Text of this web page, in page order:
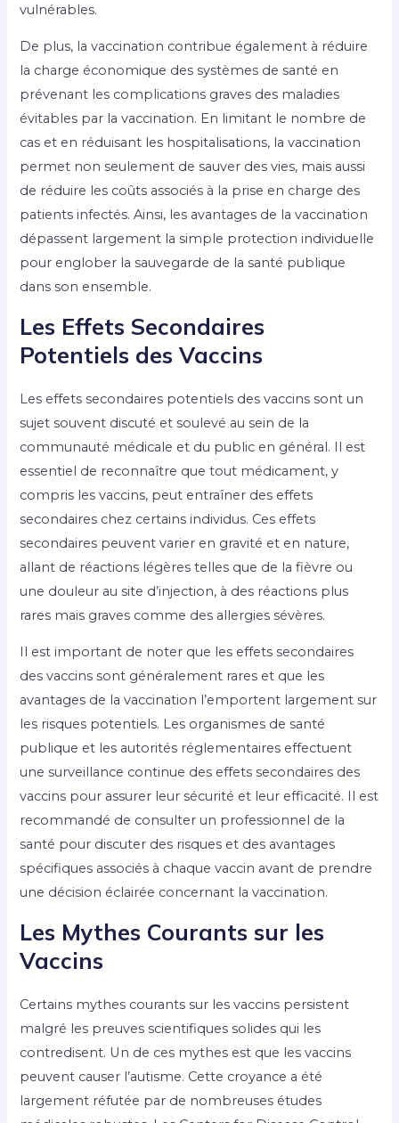
vulnérables.
De plus, la vaccination contribue également à réduire
la charge économique des systèmes de santé en
prévenant les complications graves des maladies
évitables par la vaccination. En limitant le nombre de
cas et en réduisant les hospitalisations, la vaccination
permet non seulement de sauver des vies, mais aussi
de réduire les coûts associés à la prise en charge des
patients infectés. Ainsi, les avantages de la vaccination
dépassent largement la simple protection individuelle
pour englober la sauvegarde de la santé publique
dans son ensemble.
Les Effets Secondaires
Potentiels des Vaccins
Les effets secondaires potentiels des vaccins sont un
sujet souvent discuté et soulevé au sein de la
communauté médicale et du public en général. Il est
essentiel de reconnaître que tout médicament, y
compris les vaccins, peut entraîner des effets
secondaires chez certains individus. Ces effets
secondaires peuvent varier en gravité et en nature,
allant de réactions légères telles que de la fièvre ou
une douleur au site d’injection, à des réactions plus
rares mais graves comme des allergies sévères.
Il est important de noter que les effets secondaires
des vaccins sont généralement rares et que les
avantages de la vaccination l’emportent largement sur
les risques potentiels. Les organismes de santé
publique et les autorités réglementaires effectuent
une surveillance continue des effets secondaires des
vaccins pour assurer leur sécurité et leur efficacité. Il est
recommandé de consulter un professionnel de la
santé pour discuter des risques et des avantages
spécifiques associés à chaque vaccin avant de prendre
une décision éclairée concernant la vaccination.
Les Mythes Courants sur les
Vaccins
Certains mythes courants sur les vaccins persistent
malgré les preuves scientifiques solides qui les
contredisent. Un de ces mythes est que les vaccins
peuvent causer l’autisme. Cette croyance a été
largement réfutée par de nombreuses études